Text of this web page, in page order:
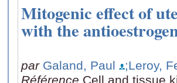
Mitogenic effect of
with the
par Galand, Paul
;Leroy,
Référence Cell and tissue